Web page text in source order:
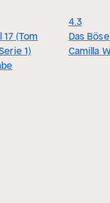
(Tom
1)
4.3
Das
Camilla